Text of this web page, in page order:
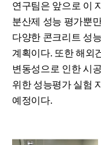
연구팀은 앞으로 이
분산제 성능 평가뿐
다양한 콘크리트 성
계획이다. 또한 해외
변동성으로 인한 시
위한 성능평가 실험
예정이다.